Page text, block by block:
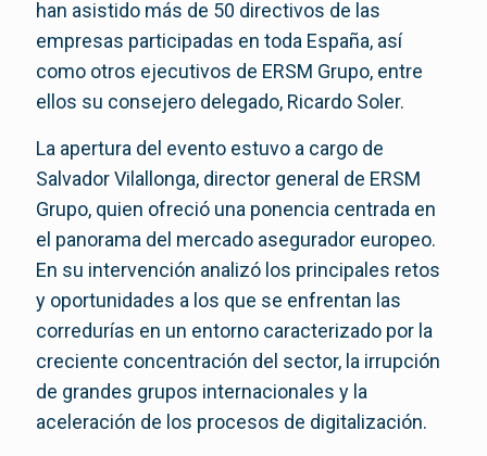
han asistido más de 50 directivos de las
empresas participadas en toda España, así
como otros ejecutivos de ERSM Grupo, entre
ellos su consejero delegado, Ricardo Soler.
La apertura del evento estuvo a cargo de
Salvador Vilallonga, director general de ERSM
Grupo, quien ofreció una ponencia centrada en
el panorama del mercado asegurador europeo.
En su intervención analizó los principales retos
y oportunidades a los que se enfrentan las
corredurías en un entorno caracterizado por la
creciente concentración del sector, la irrupción
de grandes grupos internacionales y la
aceleración de los procesos de digitalización.